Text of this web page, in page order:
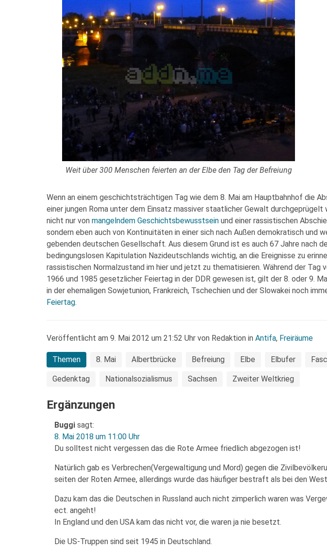
Weit über 300 Menschen feierten an der Elbe den Tag der Befreiung
Wenn an einem geschichtsträchtigen Tag wie dem 8. Mai am Hauptbahnhof die
einer jungen Roma unter dem Einsatz massiver staatlicher Gewalt durchgeprügelt
nicht nur von mangelndem Geschichtsbewusstsein und einer rassistischen
sondern eben auch von Kontinuitäten in einer sich nach Außen demokratisch und
gebenden deutschen Gesellschaft. Aus diesem Grund ist es auch 67 Jahre nach
bedingungslosen Kapitulation Nazideutschlands wichtig, an die Ereignisse zu
rassistischen Normalzustand im hier und jetzt zu thematisieren. Während der Tag
1966 und 1985 gesetzlicher Feiertag in der DDR gewesen ist, gilt der 8. oder 9.
in der ehemaligen Sowjetunion, Frankreich, Tschechien und der Slowakei noch
Feiertag.
Veröffentlicht am 9. Mai 2012 um 21:52 Uhr von Redaktion in Antifa, Freiräume
Themen 8. Mai Albertbrücke Befreiung Elbe Elbufer
Gedenktag Nationalsozialismus Sachsen Zweiter Weltkrieg
Ergänzungen
Buggi sagt:
8. Mai 2018 um 11:00 Uhr
Du solltest nicht vergessen das die Rote Armee friedlich abgezogen ist!
Natürlich gab es Verbrechen(Vergewaltigung und Mord) gegen die
seiten der Roten Armee, allerdings wurde das häufiger bestraft als bei den
Dazu kam das die Deutschen in Russland auch nicht zimperlich waren was
ect. angeht!
In England und den USA kam das nicht vor, die waren ja nie besetzt.
Die US-Truppen sind seit 1945 in Deutschland.